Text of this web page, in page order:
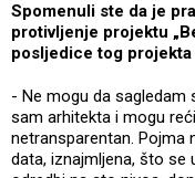
Spomenuli ste da je
protivljenje projektu
posljedice tog projekta
- Ne mogu da sagledam
sam arhitekta i mogu
netransparentan. Pojma
data, iznajmljena, što se